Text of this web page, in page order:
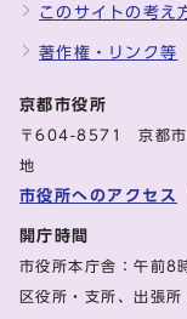
このサイトの考え
著作権・リンク等
京都市役所
〒604-8571 京都市
地
市役所へのアクセス
開庁時間
市役所本庁舎：午前
区役所・支所、出張